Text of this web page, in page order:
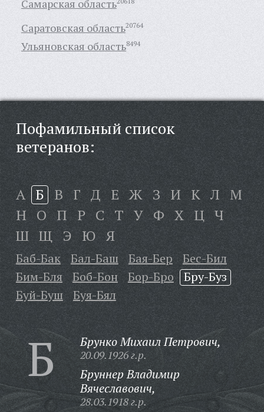
Самарская область
Саратовская область20764
Ульяновская область8494
Пофамильный список
ветеранов:
А Б В Г Д Е Ж З И К Л М
Н О П Р С Т У Ф Х Ц Ч
Ш Щ Э Ю Я
Баб-Бак Бал-Баш Бая-Бер
Бес-Бил
Бим-Бля
Боб-Бон Бор-Бро
Бру-Буз
Буй-Буш
Буя-Бял
Б Брунко Михаил Петрович,
20.09.1926 г.р.
Бруннер Владимир
Вячеславович,
28.03.1918 г.р.